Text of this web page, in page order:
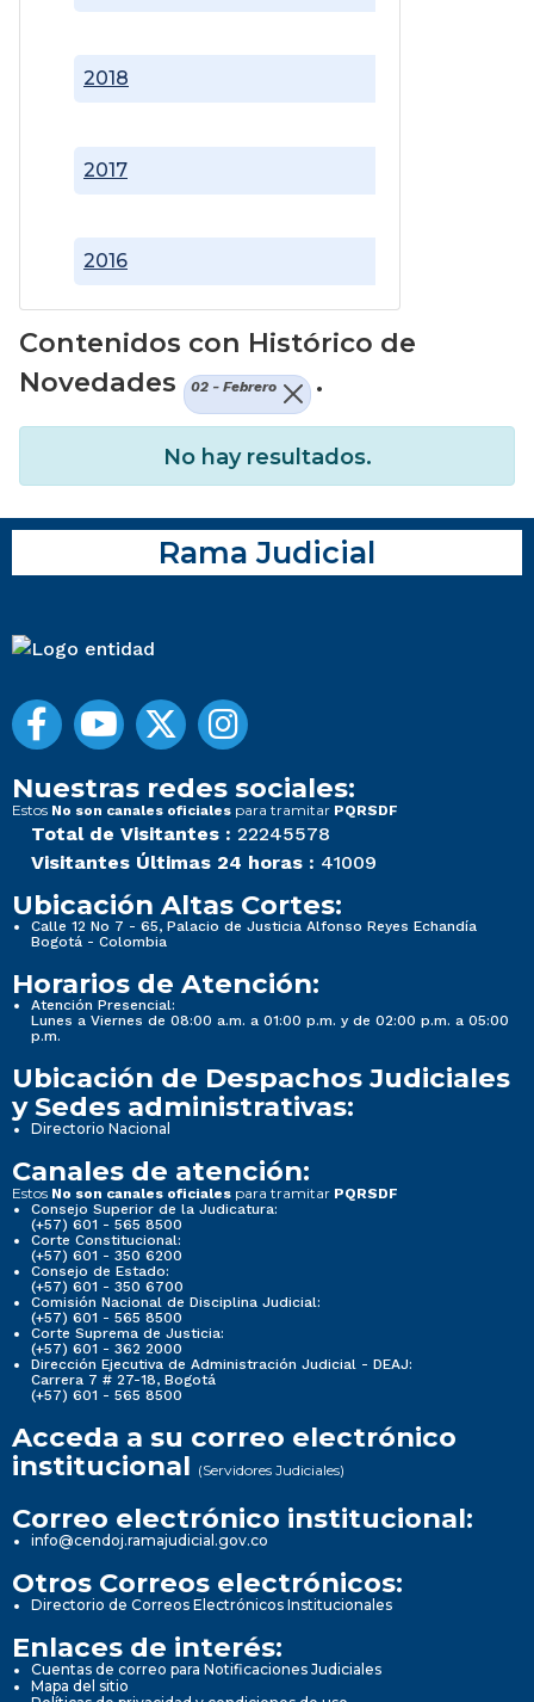
2016
2017
2018
Contenidos con Histórico de
Novedades
02 - Febrero .
No hay resultados.
Rama Judicial
Nuestras redes sociales:
Estos No son canales oficiales para tramitar PQRSDF
Total de Visitantes : 22245578
Visitantes Últimas 24 horas : 41009
Ubicación Altas Cortes:
Calle 12 No 7 - 65, Palacio de Justicia Alfonso Reyes Echandía
Bogotá - Colombia
Horarios de Atención:
Atención Presencial:
Lunes a Viernes de 08:00 a.m. a 01:00 p.m. y de 02:00 p.m. a 05:00
p.m.
Ubicación de Despachos Judiciales
y Sedes administrativas:
Directorio Nacional
Canales de atención:
Estos No son canales oficiales para tramitar PQRSDF
Consejo Superior de la Judicatura:
(+57) 601 - 565 8500
Corte Constitucional:
(+57) 601 - 350 6200
Consejo de Estado:
(+57) 601 - 350 6700
Comisión Nacional de Disciplina Judicial:
(+57) 601 - 565 8500
Corte Suprema de Justicia:
(+57) 601 - 362 2000
Dirección Ejecutiva de Administración Judicial - DEAJ:
Carrera 7 # 27-18, Bogotá
(+57) 601 - 565 8500
Acceda a su correo electrónico
institucional (Servidores Judiciales)
Correo electrónico institucional:
info@cendoj.ramajudicial.gov.co
Otros Correos electrónicos:
Directorio de Correos Electrónicos Institucionales
Enlaces de interés:
Cuentas de correo para Notificaciones Judiciales
Mapa del sitio